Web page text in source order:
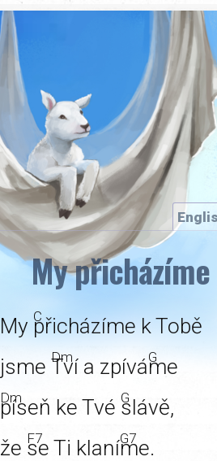
My
My C
přicházíme k Tobě
jsme Dm
Tví a zpíváG
me
Dm
píseň ke Tvé G
slávě,
že F7
se Ti klaníG7
me.